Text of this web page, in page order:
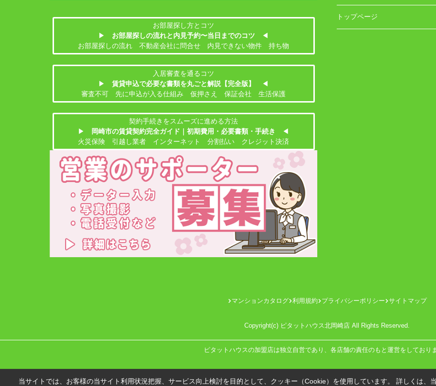
お部屋探し方とコツ
▶
お部屋探しの流れと内見予約〜当日までのコツ
◀
お部屋探しの流れ 不動産会社に問合せ 内見できない物件 持ち物
入居審査を通るコツ
▶
賃貸申込で必要な書類を丸ごと解説【完全版】
◀
審査不可 先に申込が入る仕組み 仮押さえ 保証会社 生活保護
契約手続きをスムーズに進める方法
▶
岡崎市の賃貸契約完全ガイド｜初期費用・必要書類・手続き
◀
火災保険 引越し業者 インターネット 分割払い クレジット決済
トップページ
マンションカタログ 利用規約 プライバシーポリシー サイトマップ
Copyright(c) ピタットハウス北岡崎店 All Rights Reserved.
ピタットハウスの加盟店は独立自営であり、各店舗の責任のもと運営をしておりま
当サイトでは、お客様の当サイト利用状況把握、サービス向上検討を目的として、クッキー（Cookie）を使用しています。 詳しくは、